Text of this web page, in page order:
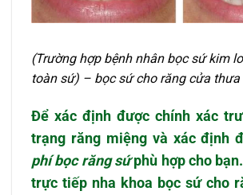
(Trường hợp bệnh nhân bọc sứ kim
toàn sứ) – bọc sứ cho răng cửa thưa
Để xác định được chính xác
trạng răng miệng và xác định
phí bọc răng sứphù hợp cho
trực tiếp nha khoa bọc sứ cho